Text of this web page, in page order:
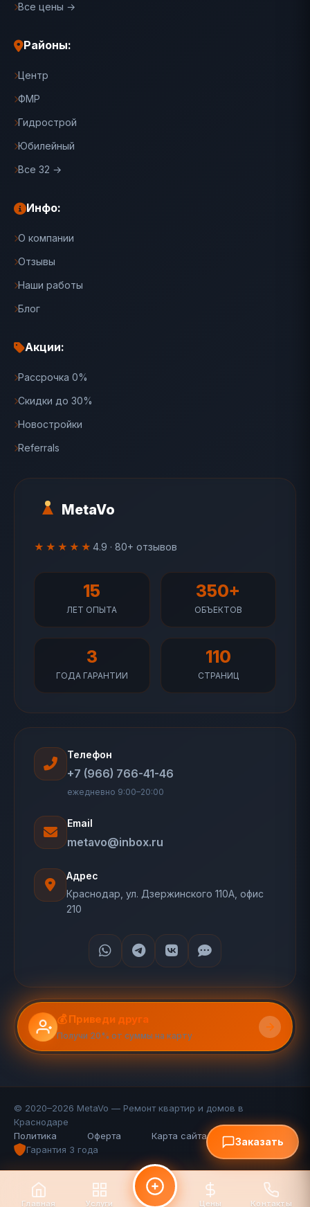
MetaVo
★★★★★ 4.9 · 80+ отзывов
15
ЛЕТ ОПЫТА
350+
ОБЪЕКТОВ
3
ГОДА ГАРАНТИИ
110
СТРАНИЦ
Все цены →
Районы:
Центр
ФМР
Гидрострой
Юбилейный
Все 32 →
Инфо:
О компании
Отзывы
Наши работы
Блог
Акции:
Рассрочка 0%
Скидки до 30%
Новостройки
Referrals
Телефон
+7 (966) 766-41-46
ежедневно 9:00–20:00
Email
metavo@inbox.ru
Адрес
Краснодар, ул. Дзержинского 110А, офис
210
💰 Приведи друга
Получи 20% от суммы на карту
© 2020–2026 MetaVo — Ремонт квартир и домов в
Краснодаре
Политика
Оферта Карта сайта (110 стр.)
FAQ
Гарантия 3 года
Заказать
Главная Услуги Цены Контакты